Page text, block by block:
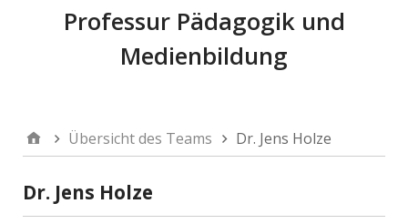
Professur Pädagogik und
Medienbildung
Übersicht des Teams Dr. Jens Holze
Dr. Jens Holze